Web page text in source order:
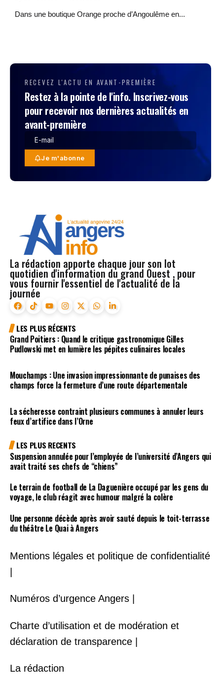
Dans une boutique Orange proche d’Angoulême en...
RECEVEZ L'ACTU EN AVANT-PREMIÈRE
Restez à la pointe de l'info. Inscrivez-vous
pour recevoir nos dernières actualités en
avant-première
Je m'abonne
La rédaction apporte chaque jour son lot
quotidien d'information du grand Ouest , pour
vous fournir l'essentiel de l'actualité de la
journée
LES PLUS RÉCENTS
Grand Poitiers : Quand le critique gastronomique Gilles
Pudlowski met en lumière les pépites culinaires locales
Mouchamps : Une invasion impressionnante de punaises des
champs force la fermeture d’une route départementale
La sécheresse contraint plusieurs communes à annuler leurs
feux d’artifice dans l’Orne
LES PLUS RECENTS
Suspension annulée pour l’employée de l’université d’Angers qui
avait traité ses chefs de “chiens”
Le terrain de football de La Daguenière occupé par les gens du
voyage, le club réagit avec humour malgré la colère
Une personne décède après avoir sauté depuis le toit-terrasse
du théâtre Le Quai à Angers
Mentions légales et politique de confidentialité
Numéros d’urgence Angers |
Charte d’utilisation et de modération et
déclaration de transparence |
La rédaction